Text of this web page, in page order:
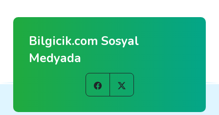
Bilgicik.com Sosyal
Medyada